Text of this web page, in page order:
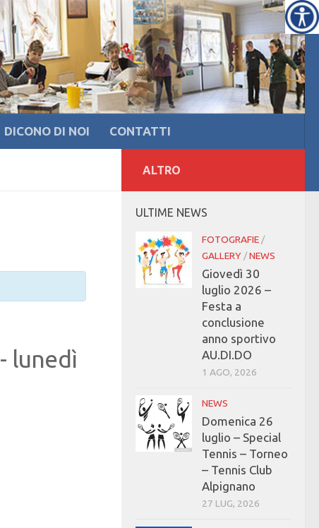
DICONO DI NOI CONTATTI
- lunedì
ALTRO
ULTIME NEWS
FOTOGRAFIE /
GALLERY /NEWS
Giovedì 30
luglio 2026 –
Festa a
conclusione
anno sportivo
AU.DI.DO
1 AGO, 2026
NEWS
Domenica 26
luglio – Special
Tennis – Torneo
– Tennis Club
Alpignano
27 LUG, 2026